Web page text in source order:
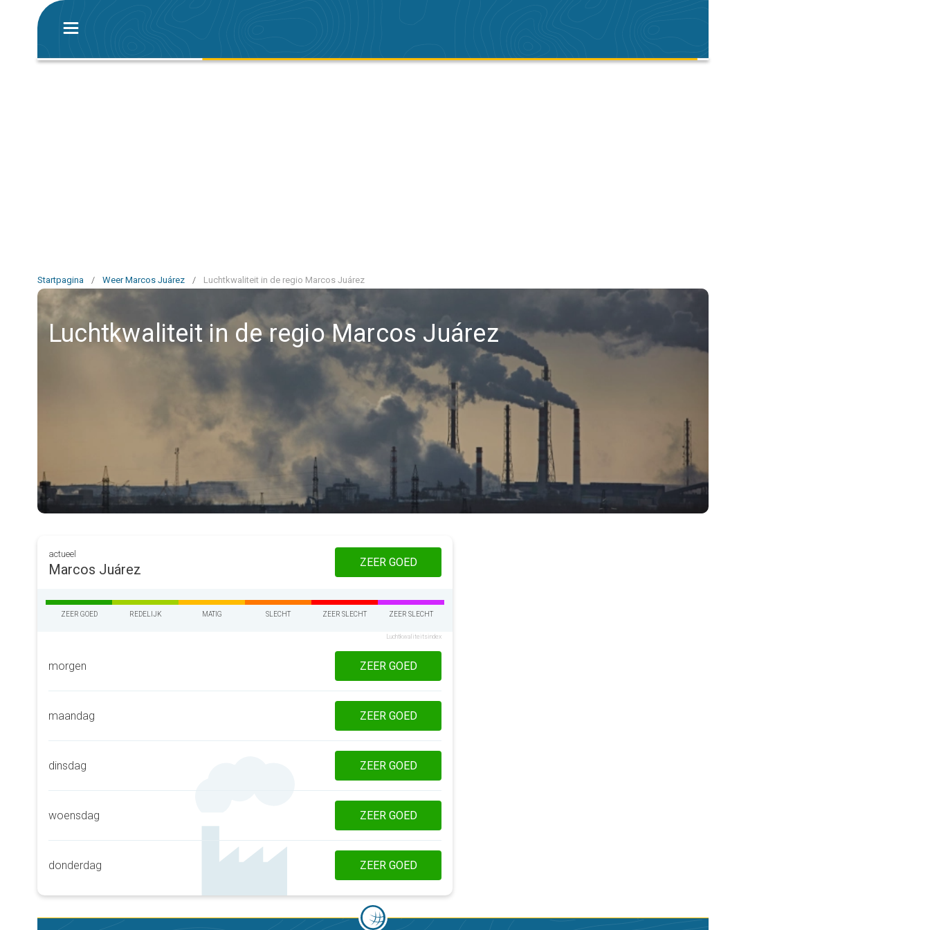
Startpagina / Weer Marcos Juárez / Luchtkwaliteit in de regio Marcos Juárez
Luchtkwaliteit in de regio Marcos Juárez
actueel
Marcos Juárez ZEER GOED
ZEER GOED REDELIJK MATIG SLECHT ZEER SLECHT ZEER SLECHT
Luchtkwaliteitsindex
morgen ZEER GOED
maandag ZEER GOED
dinsdag ZEER GOED
woensdag ZEER GOED
donderdag ZEER GOED